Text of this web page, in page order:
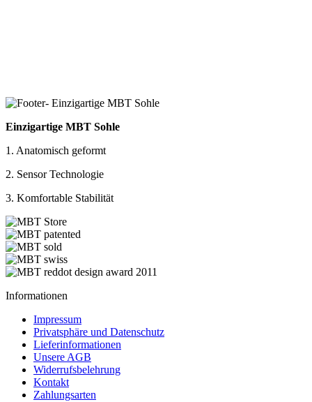
Einzigartige MBT Sohle
1. Anatomisch geformt
2. Sensor Technologie
3. Komfortable Stabilität
Informationen
Impressum
Privatsphäre und Datenschutz
Lieferinformationen
Unsere AGB
Widerrufsbelehrung
Kontakt
Zahlungsarten